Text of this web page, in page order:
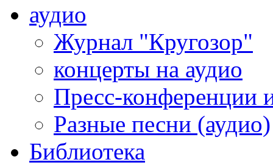
аудио
Журнал "Кругозор"
концерты на аудио
Пресс-конференции
Разные песни (аудио)
Библиотека